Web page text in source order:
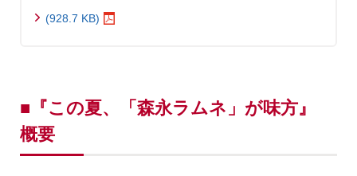
(928.7 KB)
■『この夏、「森永ラムネ」が味方』
概要